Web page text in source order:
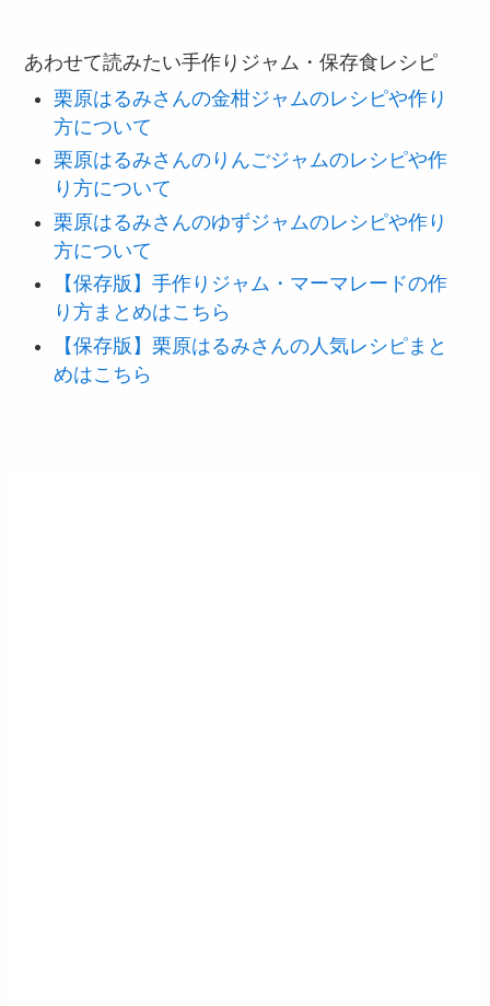
あわせて読みたい手作りジャム・保存食レシピ
栗原はるみさんの金柑ジャムのレシピや作り
方について
栗原はるみさんのりんごジャムのレシピや作
り方について
栗原はるみさんのゆずジャムのレシピや作り
方について
【保存版】手作りジャム・マーマレードの作
り方まとめはこちら
【保存版】栗原はるみさんの人気レシピまと
めはこちら